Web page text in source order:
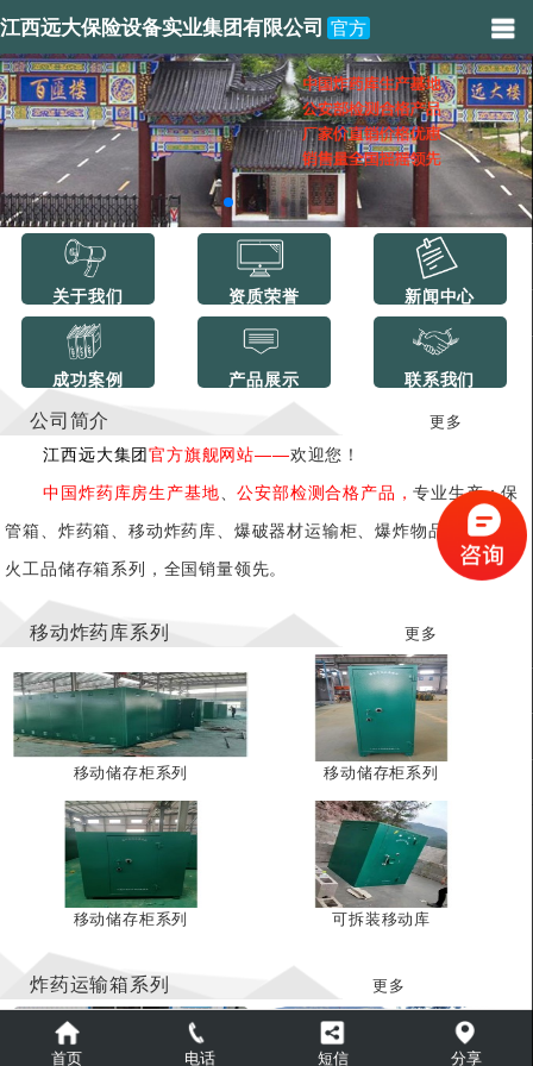
江西远大保险设备实业集团有限公司 官方
关于我们 资质荣誉 新闻中心
成功案例 产品展示 联系我们
公司简介 更多
江西远大集团官方旗舰网站——欢迎您！
中国炸药库房生产基地 、公安部检测合格产品，专业生产：保
管箱、炸药箱、移动炸药库、爆破器材运输柜、爆炸物品储存柜、
火工品储存箱系列，全国销量领先。
移动炸药库系列 更多
移动储存柜系列 移动储存柜系列
移动储存柜系列 可拆装移动库
炸药运输箱系列 更多
首页 电话 短信 分享